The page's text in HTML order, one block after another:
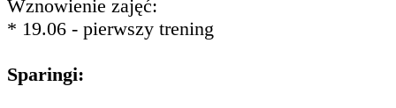
Wznowienie zajęć:
* 19.06 - pierwszy trening
Sparingi: